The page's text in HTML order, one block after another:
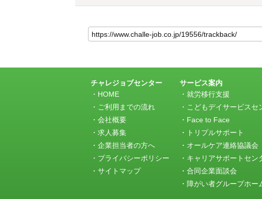
の
記
ラ
ッ
ク
URL
チャレジョブセンター
HOME
ご利用までの流れ
会社概要
求人募集
企業担当者の方へ
プライバシーポリシー
サイトマップ
サービス案内
就労移行支援
こどもデイサービスセ
Face to Face
トリプルサポート
オールケア連絡協議会
キャリアサポートセン
合同企業面談会
障がい者グループホー